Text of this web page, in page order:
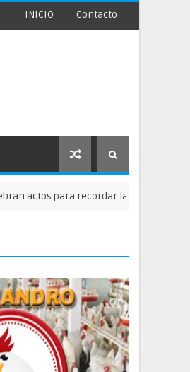
INICIO Contacto
para recordar la fundación de Santo